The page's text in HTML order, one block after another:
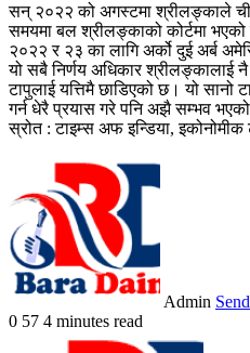
सन् २०२२ को अगस्टमा श्रीलङ्काले
समयमा बल श्रीलङ्काको कोर्टमा
२०२२ र २३ का लागि अर्को दुई अर्ब
यो सबै निर्णय अधिकार श्रीलङ्कालाई
टापुलाई यत्तिमै छाडिएको छ। यो
गर्न धेरै प्रयास गरे पनि अझै सम्भव
स्रोत : टाइम्स अफ इन्डिया, इकोनोमीक
Admin
0 57 4 minutes read